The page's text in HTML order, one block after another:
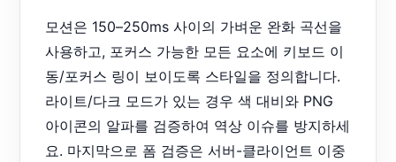
모션은 150–250ms 사이의 가벼운 완화 곡선을
사용하고, 포커스 가능한 모든 요소에 키보드 이
동/포커스 링이 보이도록 스타일을 정의합니다.
라이트/다크 모드가 있는 경우 색 대비와 PNG
아이콘의 알파를 검증하여 역상 이슈를 방지하세
요. 마지막으로 폼 검증은 서버-클라이언트 이중